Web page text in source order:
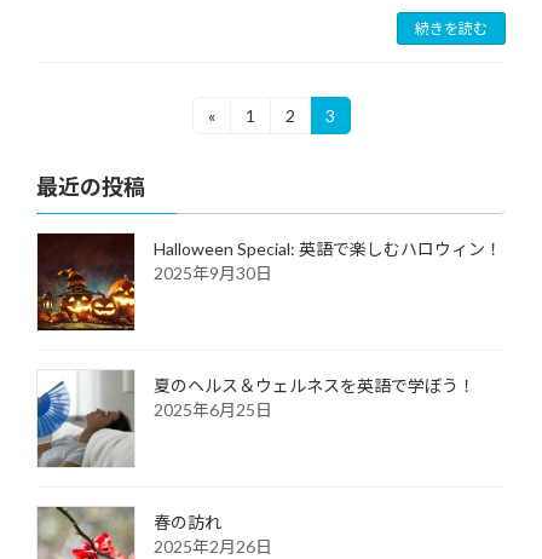
続きを読む
の
ペ
ー
ジ
送
り
«
固
ジ
1
固
ジ
2
固
定
ジ
3
最近の投稿
Halloween Special: 英語で楽しむハロウィン！
2025年9月30日
夏のヘルス＆ウェルネスを英語で学ぼう！
2025年6月25日
春の訪れ
2025年2月26日